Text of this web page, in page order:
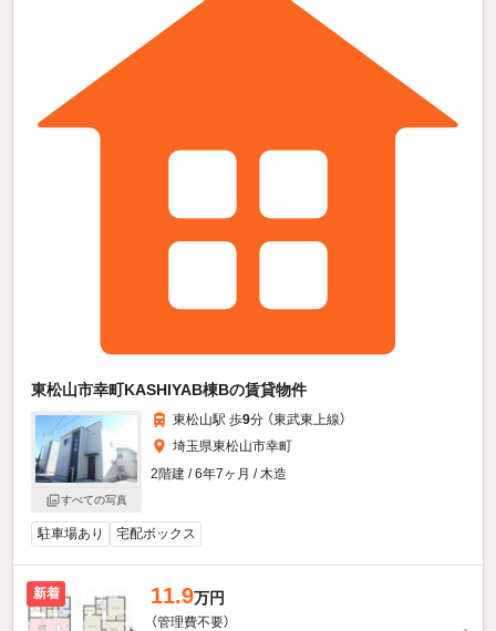
東松山市幸町KASHIYAB棟Bの賃貸物件
すべての写真
東松山駅 歩9分 （東武東上線）
埼玉県東松山市幸町
2階建 / 6年7ヶ月 / 木造
駐車場あり 宅配ボックス
新着 11.9万円
（管理費不要）